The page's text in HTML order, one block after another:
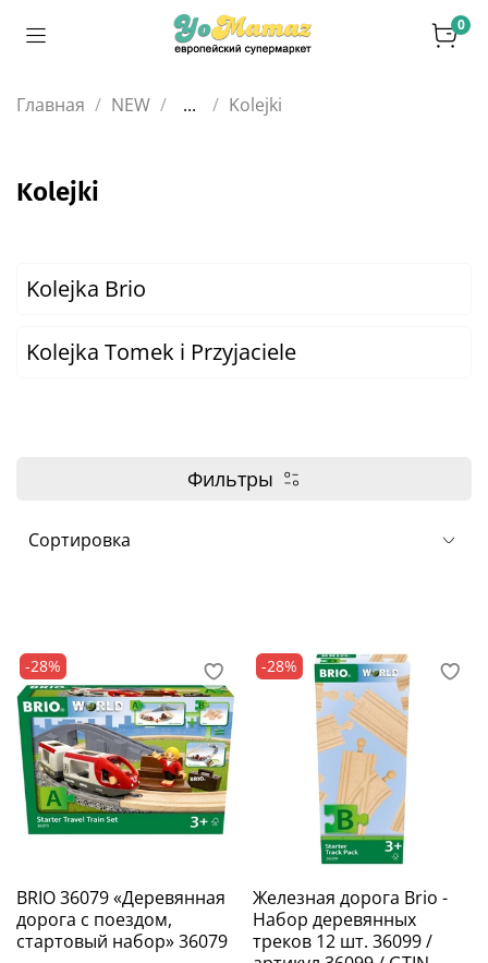
0
Главная NEW ... Kolejki
Kolejki
Kolejka Brio
Kolejka Tomek i Przyjaciele
Фильтры
-28%
BRIO 36079 «Деревянная
дорога с поездом,
стартовый набор» 36079
-28%
Железная дорога Brio -
Набор деревянных
треков 12 шт. 36099 /